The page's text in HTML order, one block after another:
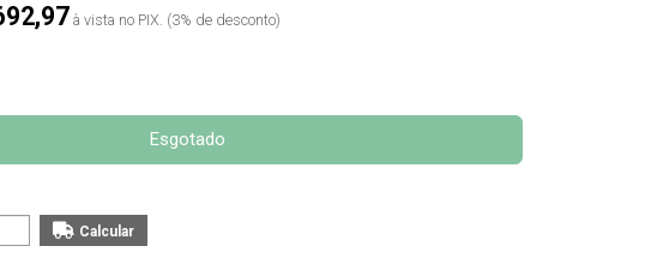
à vista no PIX. (3% de desconto)
Esgotado